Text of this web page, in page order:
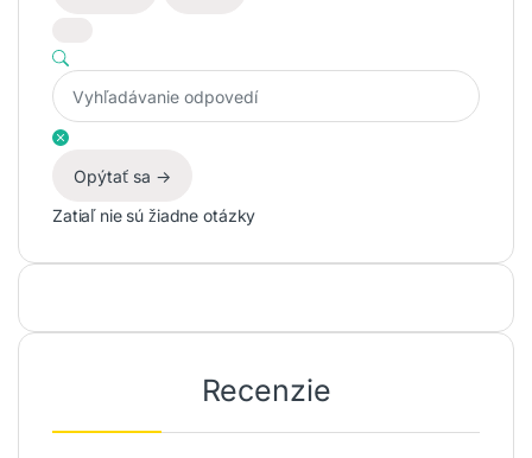
Opýtať sa ->
Zatiaľ nie sú žiadne otázky
Recenzie